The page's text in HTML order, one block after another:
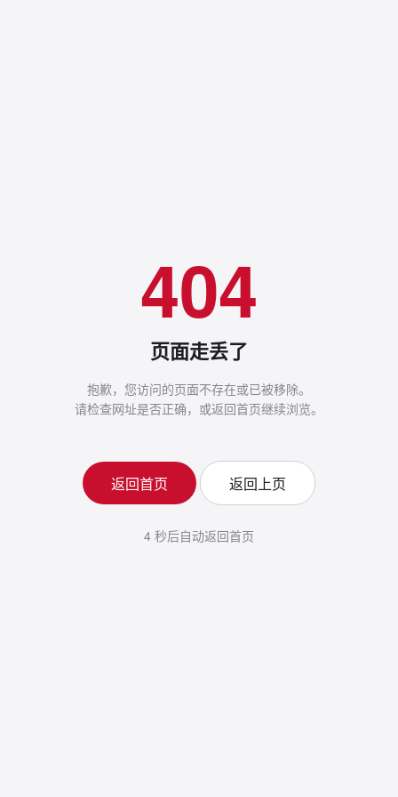
404
页面走丢了
抱歉，您访问的页面不存在或已被移除。
请检查网址是否正确，或返回首页继续浏览。
返回首页 返回上页
4 秒后自动返回首页